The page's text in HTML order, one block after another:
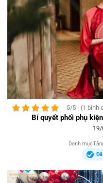
5/5 - (1 bình
Bí quyết phối phụ
Danh